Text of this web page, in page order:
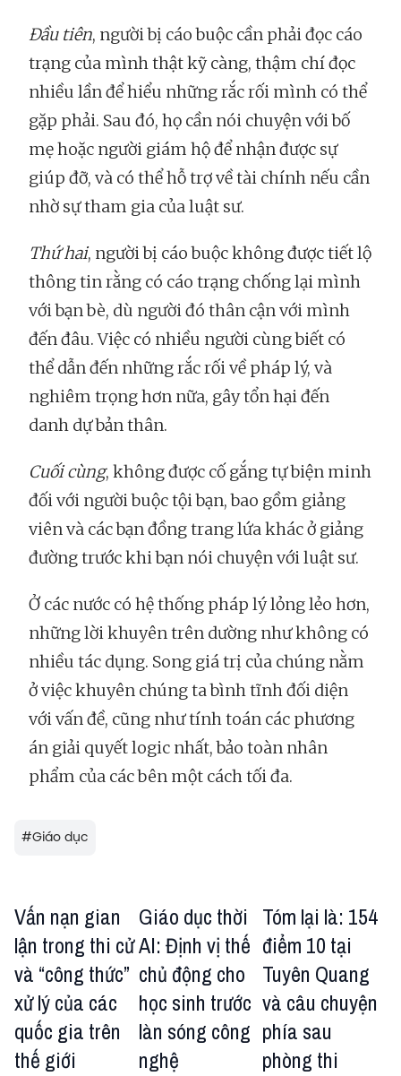
Đầu tiên, người bị cáo buộc cần phải đọc cáo
trạng của mình thật kỹ càng, thậm chí đọc
nhiều lần để hiểu những rắc rối mình có thể
gặp phải. Sau đó, họ cần nói chuyện với bố
mẹ hoặc người giám hộ để nhận được sự
giúp đỡ, và có thể hỗ trợ về tài chính nếu cần
nhờ sự tham gia của luật sư.
Thứ hai, người bị cáo buộc không được tiết lộ
thông tin rằng có cáo trạng chống lại mình
với bạn bè, dù người đó thân cận với mình
đến đâu. Việc có nhiều người cùng biết có
thể dẫn đến những rắc rối về pháp lý, và
nghiêm trọng hơn nữa, gây tổn hại đến
danh dự bản thân.
Cuối cùng, không được cố gắng tự biện minh
đối với người buộc tội bạn, bao gồm giảng
viên và các bạn đồng trang lứa khác ở giảng
đường trước khi bạn nói chuyện với luật sư.
Ở các nước có hệ thống pháp lý lỏng lẻo hơn,
những lời khuyên trên dường như không có
nhiều tác dụng. Song giá trị của chúng nằm
ở việc khuyên chúng ta bình tĩnh đối diện
với vấn đề, cũng như tính toán các phương
án giải quyết logic nhất, bảo toàn nhân
phẩm của các bên một cách tối đa.
#Giáo dục
Vấn nạn gian
lận trong thi cử
và “công thức”
xử lý của các
quốc gia trên
thế giới
Giáo dục thời
AI: Định vị thế
chủ động cho
học sinh trước
làn sóng công
nghệ
Tóm lại là: 154
điểm 10 tại
Tuyên Quang
và câu chuyện
phía sau
phòng thi